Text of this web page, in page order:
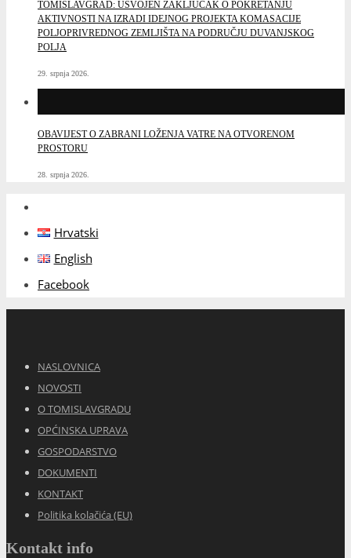
TOMISLAVGRAD: USVOJEN ZAKLJUČAK O POKRETANJU
AKTIVNOSTI NA IZRADI IDEJNOG PROJEKTA KOMASACIJE
POLJOPRIVREDNOG ZEMLJIŠTA NA PODRUČJU DUVANJSKOG
POLJA
29. srpnja 2026.
OBAVIJEST O ZABRANI LOŽENJA VATRE NA OTVORENOM
PROSTORU
28. srpnja 2026.
Hrvatski
English
Facebook
NASLOVNICA
NOVOSTI
O TOMISLAVGRADU
OPĆINSKA UPRAVA
GOSPODARSTVO
DOKUMENTI
KONTAKT
Politika kolačića (EU)
Kontakt info